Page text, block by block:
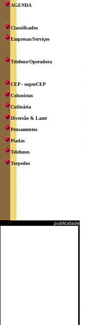
AGENDA
Classificados
Empresas/Serviços
Telefone/Operadora
CEP - superCEP
Colunistas
Culinária
Diversão & Lazer
Pensamentos
Piadas
Telefones
Torpedos
publicidade